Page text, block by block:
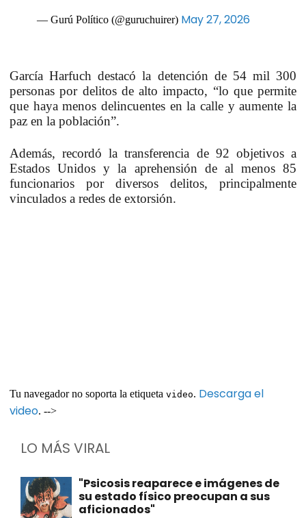
— Gurú Político (@guruchuirer) May 27, 2026
García Harfuch destacó la detención de 54 mil 300
personas por delitos de alto impacto, “lo que permite
que haya menos delincuentes en la calle y aumente la
paz en la población”.
Además, recordó la transferencia de 92 objetivos a
Estados Unidos y la aprehensión de al menos 85
funcionarios por diversos delitos, principalmente
vinculados a redes de extorsión.
Tu navegador no soporta la etiqueta video. Descarga el
video. -->
LO MÁS VIRAL
"Psicosis reaparece e imágenes de
su estado físico preocupan a sus
aficionados"